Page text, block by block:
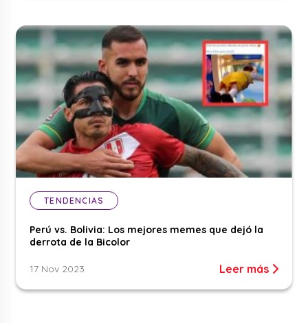
TENDENCIAS
Perú vs. Bolivia: Los mejores memes que dejó la
derrota de la Bicolor
17 Nov 2023 Leer más